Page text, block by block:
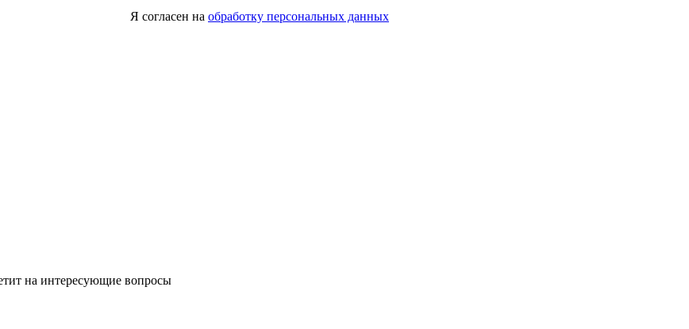
Я согласен на обработку персональных данных
на интересующие вопросы